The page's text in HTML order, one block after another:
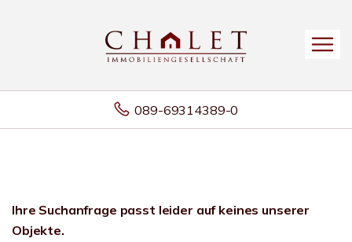
089-69314389-0
Ihre Suchanfrage passt leider auf keines unserer
Objekte.